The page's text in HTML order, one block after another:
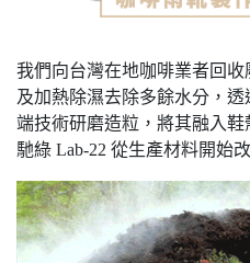
我們向台灣在地咖啡業者回
及加熱除濕去除多餘水分，
端技術研磨造粒，將其融入鞋
馳綠 Lab-22 從生產材料開始